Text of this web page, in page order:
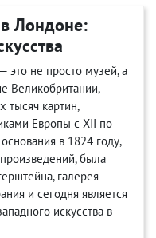
Лондоне:
это не просто музей, а
Великобритании,
картин,
Европы с XII по
в 1824 году,
была
галерея
и сегодня является
искусства в